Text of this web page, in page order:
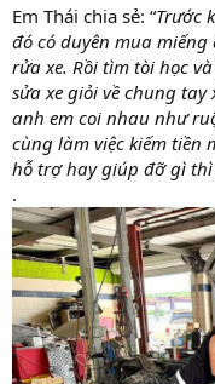
Em Thái chia sẻ: “Trước
đó có duyên mua miếng
rửa xe. Rồi tìm tòi học
sửa xe giỏi về chung
anh em coi nhau như
cùng làm việc kiếm tiền
hỗ trợ hay giúp đỡ gì
.